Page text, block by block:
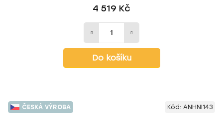
4 519 Kč
Do košíku
ČESKÁ VÝROBA Kód: ANHNI143